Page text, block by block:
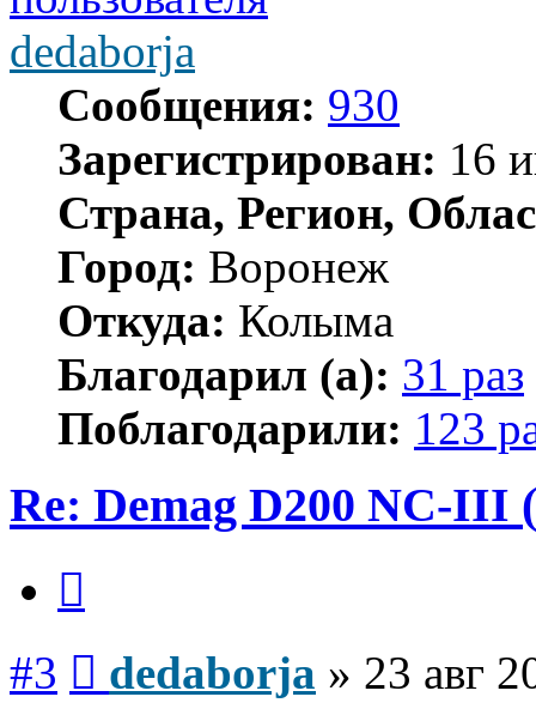
dedaborja
Сообщения: 930
Зарегистрирован: 16
Страна, Регион,
Город: Воронеж
Откуда: Колыма
Благодарил (а): 31 раз
Поблагодарили: 123
Re: Demag D200 NC-III
#3 dedaborja » 23 авг